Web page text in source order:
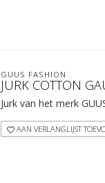
GUUS FASHION
JURK COTTON
Jurk van het merk
AAN VERLANGLIJST